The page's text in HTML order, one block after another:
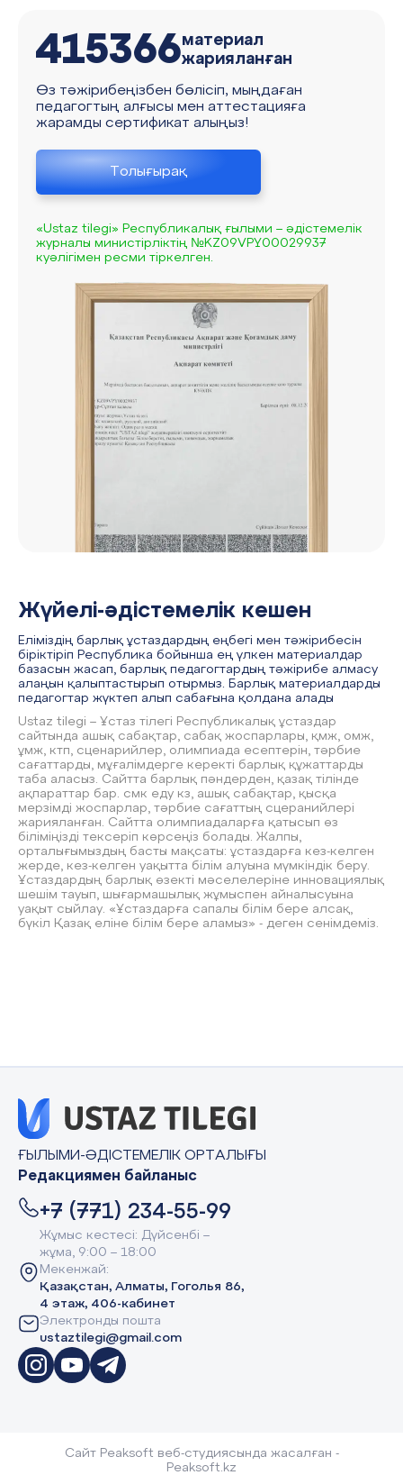
415366материал
жарияланған
Өз тәжірибеңізбен бөлісіп, мыңдаған
педагогтың алғысы мен аттестацияға
жарамды сертификат алыңыз!
Толығырақ
«Ustaz tilegi» Республикалық ғылыми – әдістемелік
журналы министірліктің №KZ09VPY00029937
куәлігімен ресми тіркелген.
Жүйелі-әдістемелік кешен
Еліміздің барлық ұстаздардың еңбегі мен тәжірибесін
біріктіріп Республика бойынша ең үлкен материалдар
базасын жасап, барлық педагогтардың тәжірибе алмасу
алаңын қалыптастырып отырмыз. Барлық материалдарды
педагогтар жүктеп алып сабағына қолдана алады
Ustaz tilegi – Ұстаз тілегі Республикалық ұстаздар
сайтында ашық сабақтар, сабақ жоспарлары, қмж, омж,
ұмж, ктп, сценарийлер, олимпиада есептерін, тәрбие
сағаттарды, мұғалімдерге керекті барлық құжаттарды
таба аласыз. Сайтта барлық пәндерден, қазақ тілінде
ақпараттар бар. смк еду кз, ашық сабақтар, қысқа
мерзімді жоспарлар, тәрбие сағаттың сцеранийлері
жарияланған. Сайтта олимпиадаларға қатысып өз
біліміңізді тексеріп көрсеңіз болады. Жалпы,
орталығымыздың басты мақсаты: ұстаздарға кез-келген
жерде, кез-келген уақытта білім алуына мүмкіндік беру.
Ұстаздардың барлық өзекті мәселелеріне инновациялық
шешім тауып, шығармашылық жұмыспен айналысуына
уақыт сыйлау. «Ұстаздарға сапалы білім бере алсақ,
бүкіл Қазақ еліне білім бере аламыз» - деген сенімдеміз.
ҒЫЛЫМИ-ӘДІСТЕМЕЛІК ОРТАЛЫҒЫ
Редакциямен байланыс
+7 (771) 234-55-99
Жұмыс кестесі: Дүйсенбі –
жұма, 9:00 – 18:00
Мекенжай:
Қазақстан, Алматы, Гоголья 86,
4 этаж, 406-кабинет
Электронды пошта
ustaztilegi@gmail.com
Сайт Peaksoft веб-студиясында жасалған -
Peaksoft.kz